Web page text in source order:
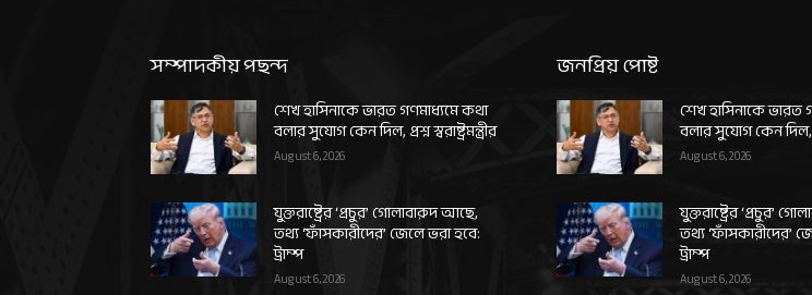
সম্পাদকীয় পছন্দ
শেখ হাসিনাকে ভারত গণমাধ্যমে কথা
বলার সুযোগ কেন দিল, প্রশ্ন স্বরাষ্ট্রমন্ত্রীর
August 6, 2026
যুক্তরাষ্ট্রের ‘প্রচুর’ গোলাবারুদ আছে,
তথ্য ‘ফাঁসকারীদের’ জেলে ভরা হবে:
ট্রাম্প
August 6, 2026
জনপ্রিয় পোষ্ট
শেখ হাসিনাকে ভারত
বলার সুযোগ কেন দিল,
August 6, 2026
যুক্তরাষ্ট্রের ‘প্রচুর’
তথ্য ‘ফাঁসকারীদের’
ট্রাম্প
August 6, 2026